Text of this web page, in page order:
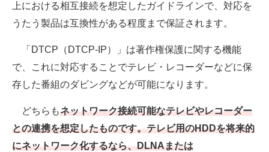
上における相互接続を想定したガイドラインで、対応を
うたう製品は互換性がある程度まで保証されます。
「DTCP（DTCP-IP）」は著作権保護に関する機能
で、これに対応することでテレビ・レコーダーなどに保
存した番組のダビングなどが可能になります。
どちらもネットワーク接続可能なテレビやレコーダー
との連携を想定したものです。テレビ用のHDDを将来的
にネットワーク化するなら、DLNAまたは